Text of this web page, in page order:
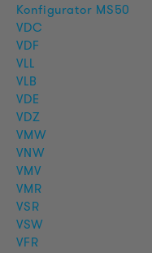
Konfigurator MS50
VDC
VDF
VLL
VLB
VDE
VDZ
VMW
VNW
VMV
VMR
VSR
VSW
VFR